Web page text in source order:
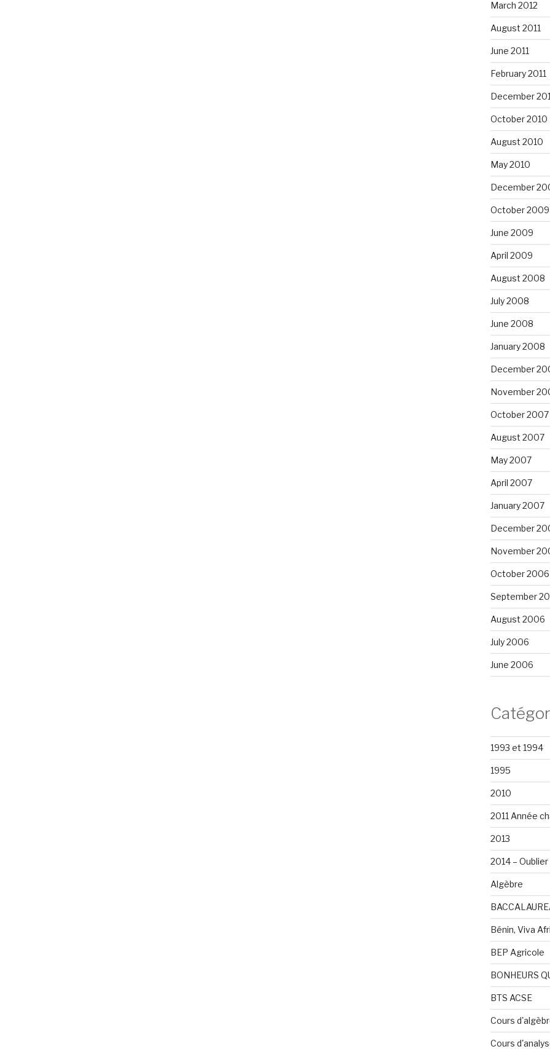
March 2012
August 2011
June 2011
February 2011
December
October 2010
August 2010
May 2010
December
October 2009
June 2009
April 2009
August 2008
July 2008
June 2008
January 2008
December
November
October 2007
August 2007
May 2007
April 2007
January 2007
December
November
October 2006
September
August 2006
July 2006
June 2006
1993 et 1994
1995
2010
2011 Année
2013
2014 –
Algèbre
Bénin, Viva
BEP Agricole
BONHEURS
BTS ACSE
Cours
Cours